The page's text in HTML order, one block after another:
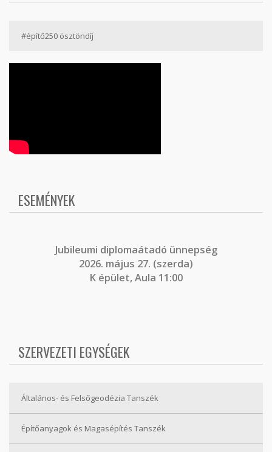
#építő250 ösztöndíj
ESEMÉNYEK
Jubileumi diplomaátadó ünnepség
2026. május 27. (szerda)
K épület, Aula 11:00
SZERVEZETI EGYSÉGEK
Általános- és Felsőgeodézia Tanszék
Építőanyagok és Magasépítés Tanszék